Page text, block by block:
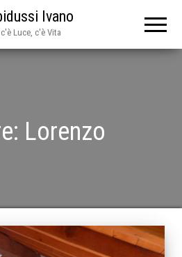
Ivano
Luce, c'è Vita
Lorenzo